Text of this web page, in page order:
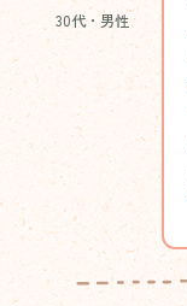
30代・男性